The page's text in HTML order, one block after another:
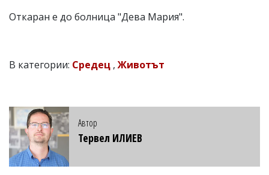
Откаран е до болница "Дева Мария".
В категории: Средец ,Животът
Автор
Тервел ИЛИЕВ